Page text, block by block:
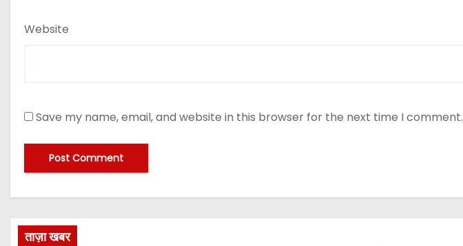
Website
Save my name, email, and website in this browser for the next time I comment.
ताज़ा खबर